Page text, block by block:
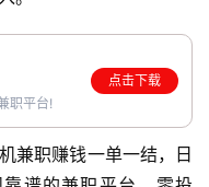
职平台!
点击下载
兼职赚钱一单一结，日